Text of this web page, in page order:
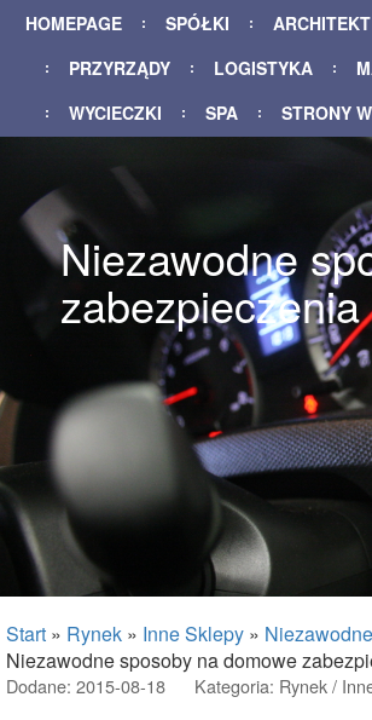
HOMEPAGE SPÓŁKI
PRZYRZĄDY
LOGISTYKA
WYCIECZKI
SPA STRONY
Niezawodne
zabezpieczenia
Start » Rynek » Inne Sklepy »
Niezawodne sposoby na domowe
Dodane: 2015-08-18 Kategoria: Rynek /